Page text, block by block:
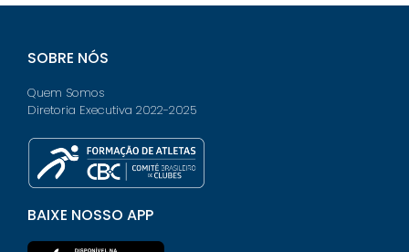
SOBRE NÓS
Quem Somos
Diretoria Executiva 2022-2025
BAIXE NOSSO APP